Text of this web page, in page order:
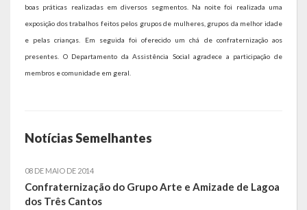
Ex-Administradores
Secretarias
Desenvolvimento Social
Educação, Cultura, Turismo, Desporto e Lazer
Obras, Serviços Urbanos e Trânsito
boas práticas realizadas em diversos segmentos. Na noite foi realizada uma
exposição dos trabalhos feitos pelos grupos de mulheres, grupos da melhor idade
e pelas crianças. Em seguida foi oferecido um chá de confraternização aos
presentes. O Departamento da Assistência Social agradece a participação de
membros e comunidade em geral.
Notícias Semelhantes
08 DE MAIO DE 2014
Confraternização do Grupo Arte e Amizade de Lagoa
dos Três Cantos